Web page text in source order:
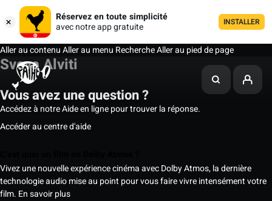
Réservez en toute simplicité
avec notre app gratuite
INSTALLER
Aller au contenuAller au menu RechercheAller au pied de page
Sveva Alviti
Vous avez une question ?
Accédez à notre Aide en ligne pour trouver la réponse.
Accéder au centre d'aide
Vivez une nouvelle expérience cinéma avec Dolby Atmos, la dernière
technologie audio mise au point pour vous faire vivre intensément votre
film. En savoir plus